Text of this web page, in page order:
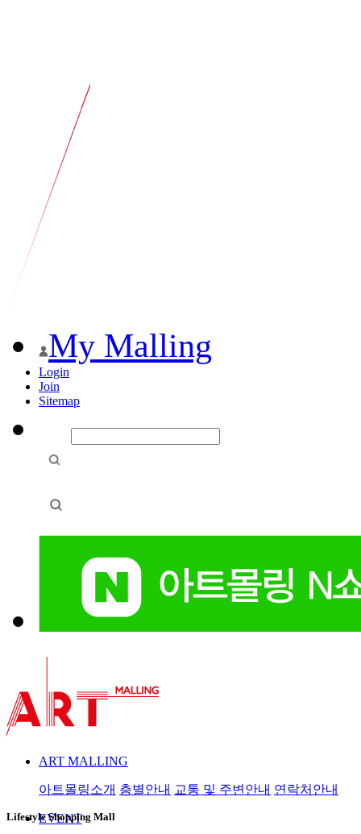
My Malling
Login
Join
Sitemap
ART MALLING
아트몰링소개 층별안내 교통 및 주변안내 연락처안내
EVENT
Lifestyle Shopping Mall